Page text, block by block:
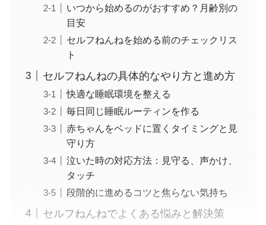
いつから始めるのがおすすめ？月齢別の
目安
セルフねんねを始める前のチェックリス
ト
セルフねんねの具体的なやり方と進め方
快適な睡眠環境を整える
毎日同じ睡眠ルーティンを作る
赤ちゃんをベッドに置くタイミングと見
守り方
泣いた時の対応方法：見守る、声かけ、
タッチ
段階的に進めるコツと焦らない気持ち
セルフねんねでよくある悩みと解決策